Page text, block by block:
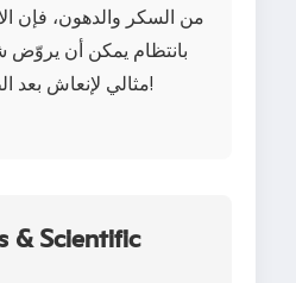
من السكر والدهون، فإن
بانتظام يمكن أن
مثالي لإنعاش بعد الظهر أو كنشوة حلوة!
& Scientific